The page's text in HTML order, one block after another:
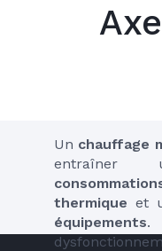
Un chauffage
thermique et
équipements.